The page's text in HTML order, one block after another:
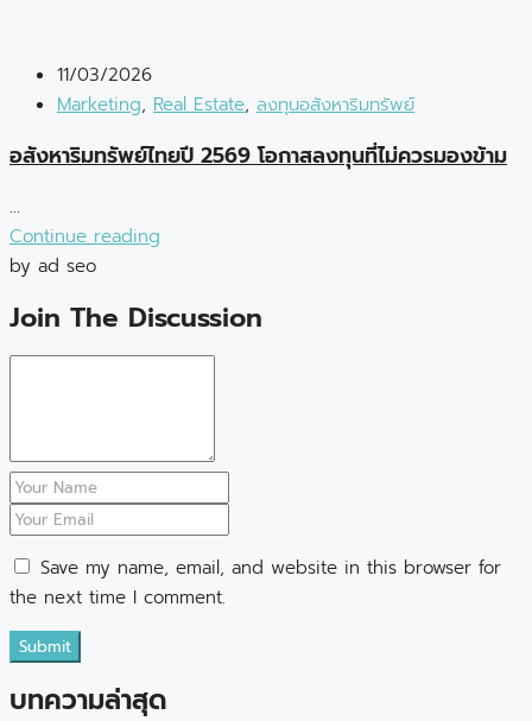
11/03/2026
Marketing, Real Estate, ลงทุนอสังหาริมทรัพย์
อสังหาริมทรัพย์ไทยปี 2569 โอกาสลงทุนที่ไม่ควรมองข้าม
...
Continue reading
by ad seo
Join The Discussion
Save my name, email, and website in this browser for
the next time I comment.
Submit
บทความล่าสุด